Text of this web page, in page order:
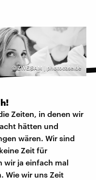
©ZWEISAM | photocase.de
Zeiten, in denen wir
hätten und
wären. Wir sind
Zeit für
wir ja einfach mal
Wie wir uns Zeit